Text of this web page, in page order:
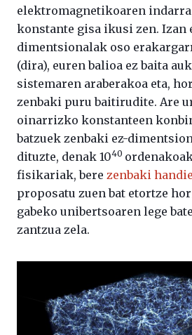
elektromagnetikoaren
konstante gisa ikusi zen. Izan
dimentsionalak oso
(dira), euren balioa ez baita
sistemaren araberakoa eta,
zenbaki puru baitirudite. Are
oinarrizko konstanteen
batzuek zenbaki ez-
dituzte, denak 1040
fisikariak, bere zenbaki
proposatu zuen bat etortze
gabeko unibertsoaren lege
zantzua zela.